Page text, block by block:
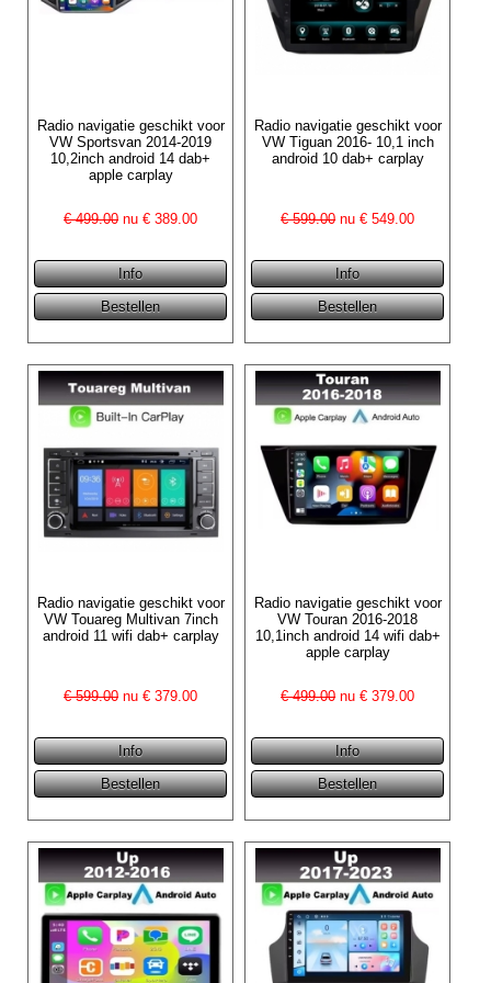
Radio navigatie geschikt voor
VW Sportsvan 2014-2019
10,2inch android 14 dab+
apple carplay
€ 499.00 nu €389.00
Radio navigatie geschikt voor
VW Tiguan 2016- 10,1 inch
android 10 dab+ carplay
€ 599.00nu €549.00
Radio navigatie geschikt voor
VW Touareg Multivan 7inch
android 11 wifi dab+ carplay
€ 599.00 nu €379.00
Radio navigatie geschikt voor
VW Touran 2016-2018
10,1inch android 14 wifi dab+
apple carplay
€ 499.00nu €379.00